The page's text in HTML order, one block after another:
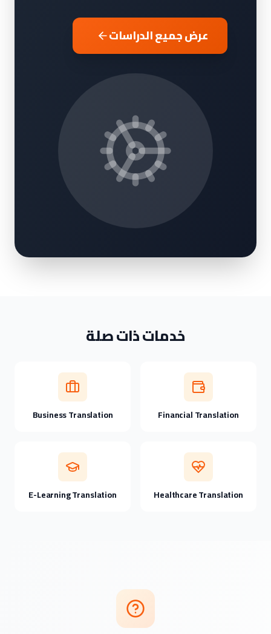
عرض جميع الدراسات
خدمات ذات صلة
Financial Translation
Business Translation
Healthcare Translation
E-Learning Translation